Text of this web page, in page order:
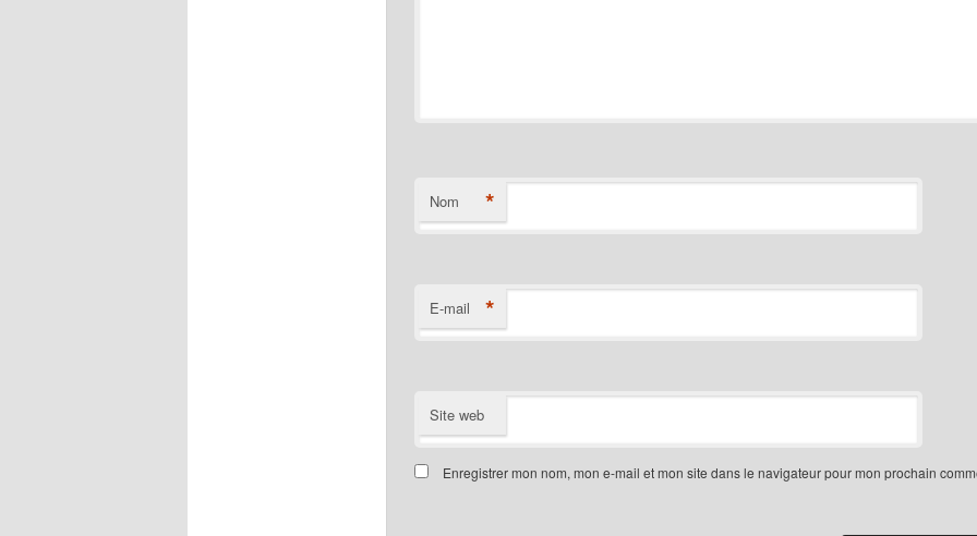
Nom *
E-mail *
Site web
Enregistrer mon nom, mon e-mail et mon site dans le navigateur pour mon prochain